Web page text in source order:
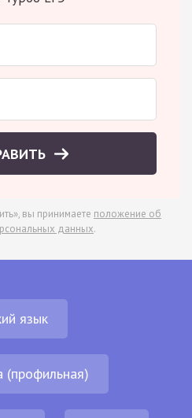
вы принимаете положение об
данных.
язык
(профильная)